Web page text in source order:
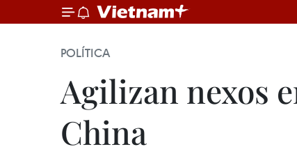
POLÍTICA
Agilizan nexos
China